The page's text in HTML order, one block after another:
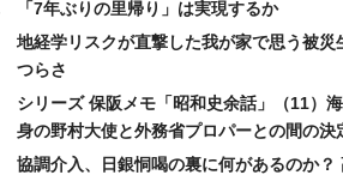
「7年ぶりの里帰り」は実現するか
地経学リスクが直撃した我が家で思う被災
つらさ
シリーズ 保阪メモ「昭和史余話」（11）
身の野村大使と外務省プロパーとの間の決
協調介入、日銀恫喝の裏に何があるのか？